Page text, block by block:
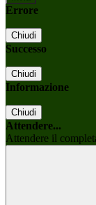
Errore
Chiudi
Successo
Chiudi
Informazione
Chiudi
Attendere...
Attendere il